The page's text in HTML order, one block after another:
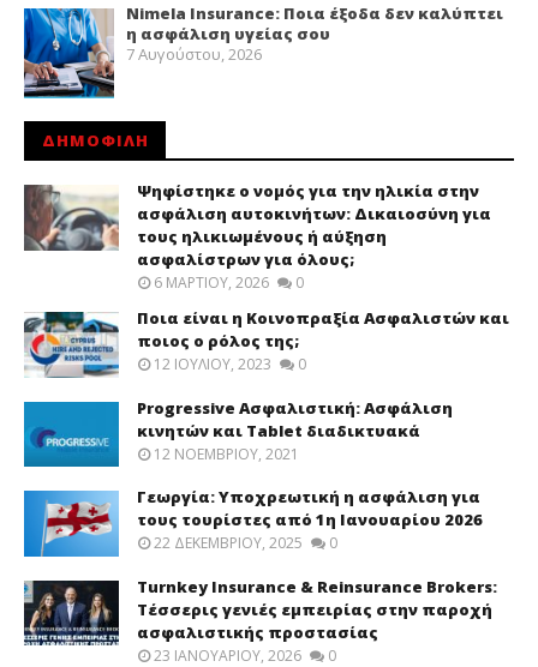
Nimela Insurance: Ποια έξοδα δεν καλύπτει
η ασφάλιση υγείας σου
7 Αυγούστου, 2026
ΔΗΜΟΦΙΛΗ
Ψηφίστηκε ο νομός για την ηλικία στην
ασφάλιση αυτοκινήτων: Δικαιοσύνη για
τους ηλικιωμένους ή αύξηση
ασφαλίστρων για όλους;
6 ΜΑΡΤΊΟΥ, 2026 0
Ποια είναι η Κοινοπραξία Ασφαλιστών και
ποιος ο ρόλος της;
12 ΙΟΥΛΊΟΥ, 2023 0
Progressive Ασφαλιστική: Ασφάλιση
κινητών και Tablet διαδικτυακά
12 ΝΟΕΜΒΡΊΟΥ, 2021
Γεωργία: Υποχρεωτική η ασφάλιση για
τους τουρίστες από 1η Ιανουαρίου 2026
22 ΔΕΚΕΜΒΡΊΟΥ, 2025 0
Turnkey Insurance & Reinsurance Brokers:
Τέσσερις γενιές εμπειρίας στην παροχή
ασφαλιστικής προστασίας
23 ΙΑΝΟΥΑΡΊΟΥ, 2026 0